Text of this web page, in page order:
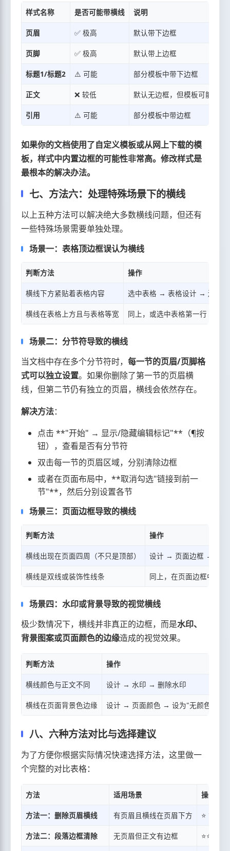
样式名称 是否可能带横线 说明
页眉 ✅ 极高 默认带下边框
页脚 ✅ 极高 默认带上边框
标题1/标题2 ⚠️ 可能 部分模板中带下边框
正文 ❌ 较低 默认无边框，但模板可能修改
引用 ⚠️ 可能 部分模板中带边框
如果你的文档使用了自定义模板或从网上下载的模
板，样式中内置边框的可能性非常高。修改样式是
最根本的解决办法。
七、方法六：处理特殊场景下的横线
以上五种方法可以解决绝大多数横线问题，但还有
一些特殊场景需要单独处理。
场景一：表格顶边框误认为横线
判断方法 操作
横线下方紧贴着表格内容 选中表格 → 表格设计 → 边框
横线在表格上方且与表格等宽 同上，或选中表格第一行 → 清
场景二：分节符导致的横线
当文档中存在多个分节符时， 每一节的页眉/页脚格
式可以独立设置。如果你删除了第一节的页眉横
线，但第二节仍有独立的页眉，横线会依然存在。
解决方法：
点击 **"开始" → 显示/隐藏编辑标记"**（¶按
钮），查看是否有分节符
双击每一节的页眉区域，分别清除边框
或者在页面布局中，**取消勾选"链接到前一
节"**，然后分别设置各节
场景三：页面边框导致的横线
判断方法 操作
横线出现在页面四周（不只是顶部） 设计 → 页面边框 → 设
横线是双线或装饰性线条 同上，在页面边框中选
场景四：水印或背景导致的视觉横线
极少数情况下，横线并非真正的边框，而是水印、
背景图案或页面颜色的边缘造成的视觉效果。
判断方法 操作
横线颜色与正文不同 设计 → 水印 → 删除水印
横线在页面背景色边缘 设计 → 页面颜色 → 设为"无颜色"
八、六种方法对比与选择建议
为了方便你根据实际情况快速选择方法，这里做一
个完整的对比表格：
方法 适用场景 操作难度
方法一：删除页眉横线 有页眉且横线在页眉下方 ⭐ 简单
方法二：段落边框清除 无页眉但正文有边框 ⭐⭐ 中等